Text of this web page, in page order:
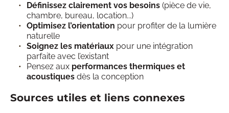
Définissez clairement vos besoins (pièce de vie,
chambre, bureau, location...)
Optimisez l’orientation pour profiter de la lumière
naturelle
Soignez les matériaux pour une intégration
parfaite avec l’existant
Pensez aux performances thermiques et
acoustiques dès la conception
Sources utiles et liens connexes